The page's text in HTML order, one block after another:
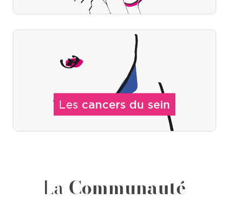
Les cancers du sein
La Communauté